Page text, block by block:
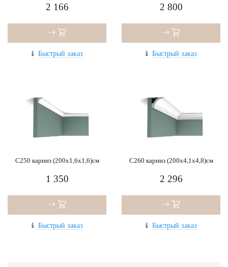
2 166
Быстрый заказ
2 800
Быстрый заказ
C250 карниз (200x1,6x1,6)см
1 350
Быстрый заказ
C260 карниз (200x4,1x4,8)см
2 296
Быстрый заказ